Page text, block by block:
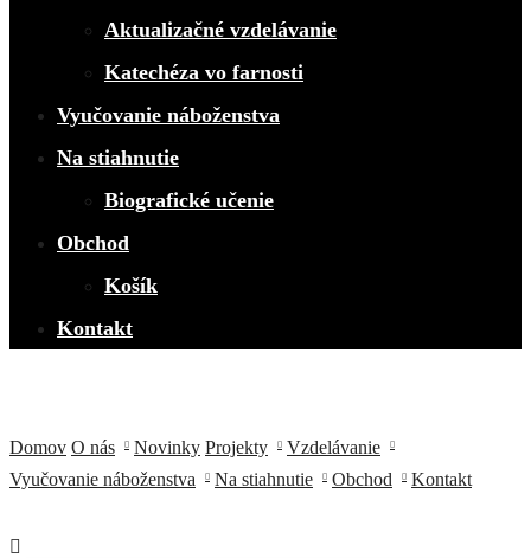
Aktualizačné vzdelávanie
Katechéza vo farnosti
Vyučovanie náboženstva
Na stiahnutie
Biografické učenie
Obchod
Košík
Kontakt
Domov O nás Novinky Projekty
Vzdelávanie
Vyučovanie náboženstva
Na stiahnutie Obchod Kontakt